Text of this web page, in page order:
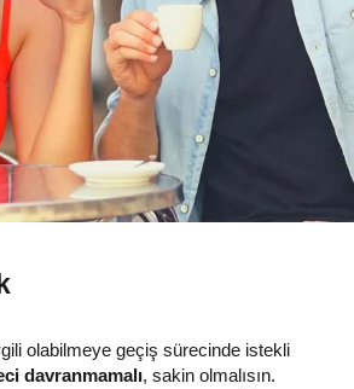
olabilmeye geçiş sürecinde istekli
davranmamalı, sakin olmalısın.